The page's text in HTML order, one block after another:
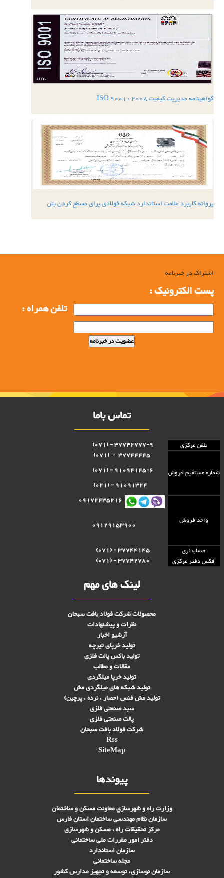
گواهینامه مدیریت کیفیت ISO 9001 : 2008
پروانه کاربرد علامت استاندارد شبکه فولادی برای مسطح کردن بتن
اشتراک در خبرنامه
پست الکترونیک :
تلفن همراه :
تماس باما
تلفن مرکزی 37742777-9 - (071)
شماره مستقيم فروش
91094145-6 - (071)
واحد فروش
09172435216
حسابداری
37744145 - (071)
فکس دفتر مرکزی
37742780 - (071)
لینک های مهم
محصولات شرکت فولاد بافت سبحان
نظرات و پیشنهادات
آرشیو اخبار
تولید خرپای تیرچه
تولید باکس پالت فلزی
مقالات و مطالب
تولید خرپا میلگردی
تولید شبکه های ميلگردی مش
تولید مش فنس (حصار ، نرده ، پرچین)
سبد صنعتی فلزی
پالت صنعتی فلزی
شرکت فولاد بافت سبحان
Rss
SiteMap
پیوندها
وزارت راه و شهرسازي معاونت مسکن و ساختمان
سازمان نظام مهندسی ساختمان استان فارس
مرکز تحقیقات راه ، مسکن و شهرسازی
دفتر امور مقررات ملی ساختمانی
سازمان استاندارد
مجله ساختمانی
سازمان نوسازی، توسعه و تجهیز مدارس کشور